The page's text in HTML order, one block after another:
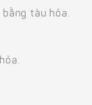
bằng tàu hỏa.